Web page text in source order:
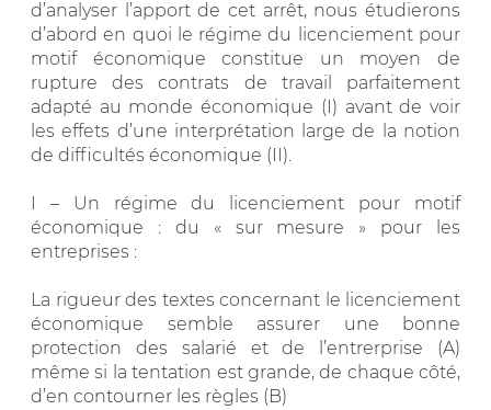
d’analyser l’apport de cet arrêt, nous étudierons
d’abord en quoi le régime du licenciement pour
motif économique constitue un moyen de
rupture des contrats de travail parfaitement
adapté au monde économique (I) avant de voir
les effets d’une interprétation large de la notion
de difficultés économique (II).
I – Un régime du licenciement pour motif
économique : du « sur mesure » pour les
entreprises :
La rigueur des textes concernant le licenciement
économique semble assurer une bonne
protection des salarié et de l’entrerprise (A)
même si la tentation est grande, de chaque côté,
d’en contourner les règles (B)